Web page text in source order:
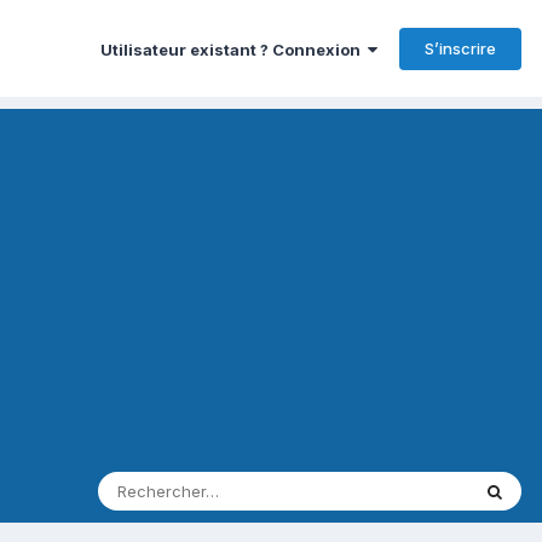
Utilisateur existant ? Connexion S’inscrire